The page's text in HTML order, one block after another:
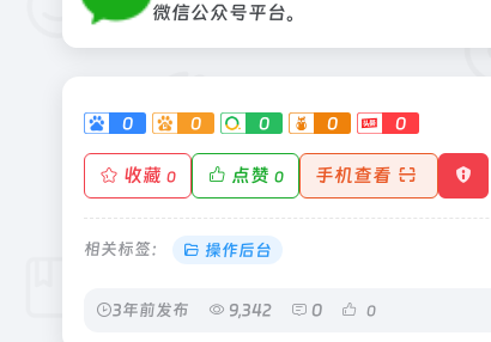
微信公众号平台。
0 0 0 0 0
收藏 0 点赞 0 手机查看
相关标签： 操作后台
3年前发布 9,342 0 0